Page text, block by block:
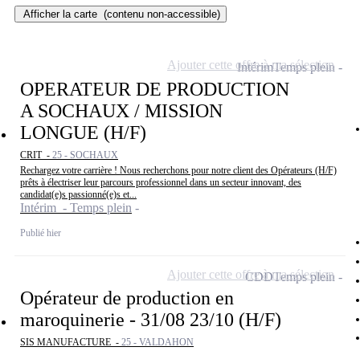
Afficher la carte (contenu non-accessible)
OPERATEUR DE PRODUCTION
A SOCHAUX / MISSION
LONGUE (H/F)
CRIT - 25 - SOCHAUX
Rechargez votre carrière ! Nous recherchons pour notre client des Opérateurs (H/F)
prêts à électriser leur parcours professionnel dans un secteur innovant, des
candidat(e)s passionné(e)s et...
Intérim - Temps plein
Publié hier
IntérimTemps plein
Ajouter cette offre à ma sélection
Opérateur de production en
maroquinerie - 31/08 23/10 (H/F)
SIS MANUFACTURE - 25 - VALDAHON
CDDTemps plein
Ajouter cette offre à ma sélection